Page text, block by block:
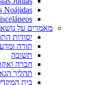
Noájidas
מאמרים על
יסודות
תורה ומדע
תשובה
חברה
תהליך
בית